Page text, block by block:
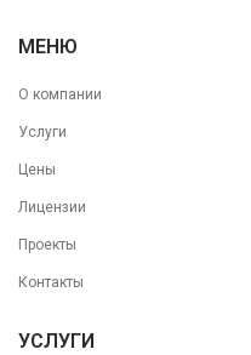
МЕНЮ
О компании
Услуги
Цены
Лицензии
Проекты
Контакты
УСЛУГИ